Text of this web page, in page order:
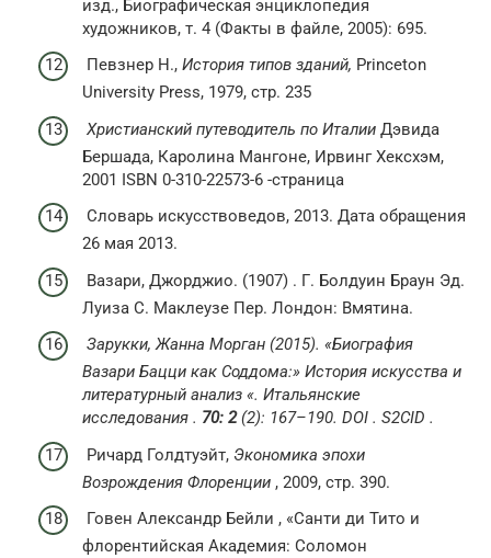
изд., Биографическая энциклопедия
художников, т. 4 (Факты в файле, 2005): 695.
Певзнер Н., История типов зданий, Princeton
University Press, 1979, стр. 235
Христианский путеводитель по Италии Дэвида
Бершада, Каролина Мангоне, Ирвинг Хексхэм,
2001 ISBN 0-310-22573-6 -страница
Словарь искусствоведов, 2013. Дата обращения
26 мая 2013.
Вазари, Джорджио. (1907) . Г. Болдуин Браун Эд.
Луиза С. Маклеузе Пер. Лондон: Вмятина.
Зарукки, Жанна Морган (2015). «Биография
Вазари Бацци как Соддома:» История искусства и
литературный анализ «. Итальянские
исследования . 70: 2(2): 167–190. DOI . S2CID .
Ричард Голдтуэйт, Экономика эпохи
Возрождения Флоренции , 2009, стр. 390.
Говен Александр Бейли , «Санти ди Тито и
флорентийская Академия: Соломон